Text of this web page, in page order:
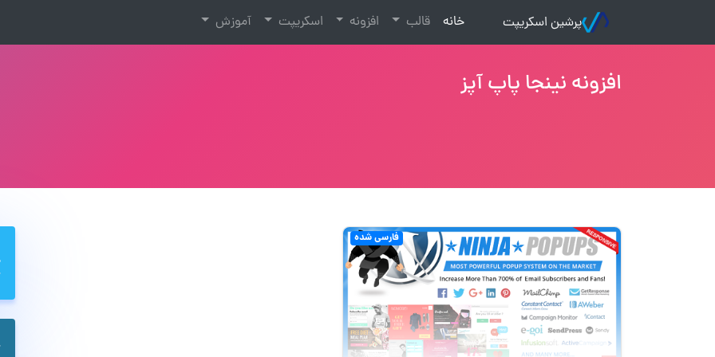
پرشین اسکریپت خانه
(current) قالب افزونه اسکریپت آموزش
افزونه نینجا پاپ آپز
فارسی شده